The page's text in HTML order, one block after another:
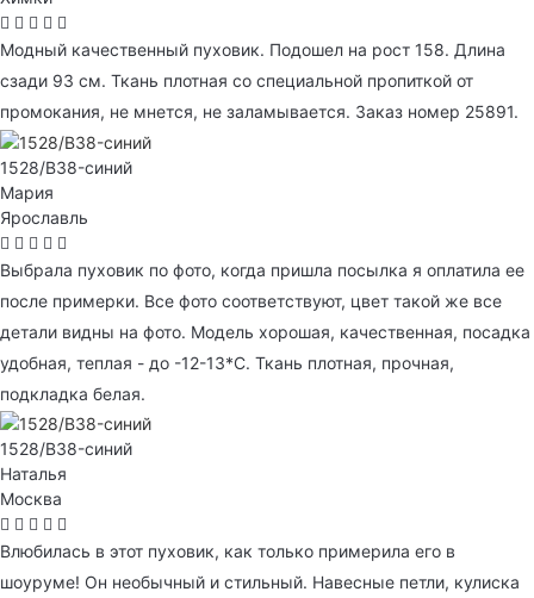
Модный качественный пуховик. Подошел на рост 158. Длина
сзади 93 см. Ткань плотная со специальной пропиткой от
промокания, не мнется, не заламывается. Заказ номер 25891.
1528/B38-синий
Мария
Ярославль
Выбрала пуховик по фото, когда пришла посылка я оплатила ее
после примерки. Все фото соответствуют, цвет такой же все
детали видны на фото. Модель хорошая, качественная, посадка
удобная, теплая - до -12-13*С. Ткань плотная, прочная,
подкладка белая.
1528/B38-синий
Наталья
Москва
Влюбилась в этот пуховик, как только примерила его в
шоуруме! Он необычный и стильный. Навесные петли, кулиска